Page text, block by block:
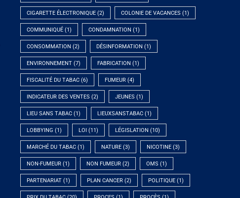
CIGARETTE ÉLECTRONIQUE(2) COLONIE DE VACANCES (1)
COMMUNIQUÉ(1) CONDAMNATION (1)
CONSOMMATION (2) DÉSINFORMATION (1)
ENVIRONNEMENT(7) FABRICATION (1)
FISCALITÉ DU TABAC(6) FUMEUR(4)
INDICATEUR DES VENTES (2) JEUNES (1)
LIEU SANS TABAC(1) LIEUXSANSTABAC(1)
LOBBYING (1) LOI (11) LÉGISLATION (10)
MARCHÉ DU TABAC(1) NATURE(3) NICOTINE(3)
NON-FUMEUR(1) NON FUMEUR(2) OMS (1)
PARTENARIAT(1) PLAN CANCER(2) POLITIQUE(1)